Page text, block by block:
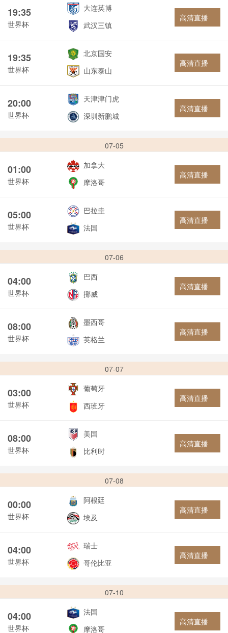
19:35
世界杯
大连英博
武汉三镇
高清直播
19:35
世界杯
北京国安
山东泰山
高清直播
20:00
世界杯
天津津门虎
深圳新鹏城
高清直播
07-05
01:00
世界杯
加拿大
摩洛哥
高清直播
05:00
世界杯
巴拉圭
法国
高清直播
07-06
04:00
世界杯
巴西
挪威
高清直播
08:00
世界杯
墨西哥
英格兰
高清直播
07-07
03:00
世界杯
葡萄牙
西班牙
高清直播
08:00
世界杯
美国
比利时
高清直播
07-08
00:00
世界杯
阿根廷
埃及
高清直播
04:00
世界杯
瑞士
哥伦比亚
高清直播
07-10
04:00
世界杯
法国
摩洛哥
高清直播